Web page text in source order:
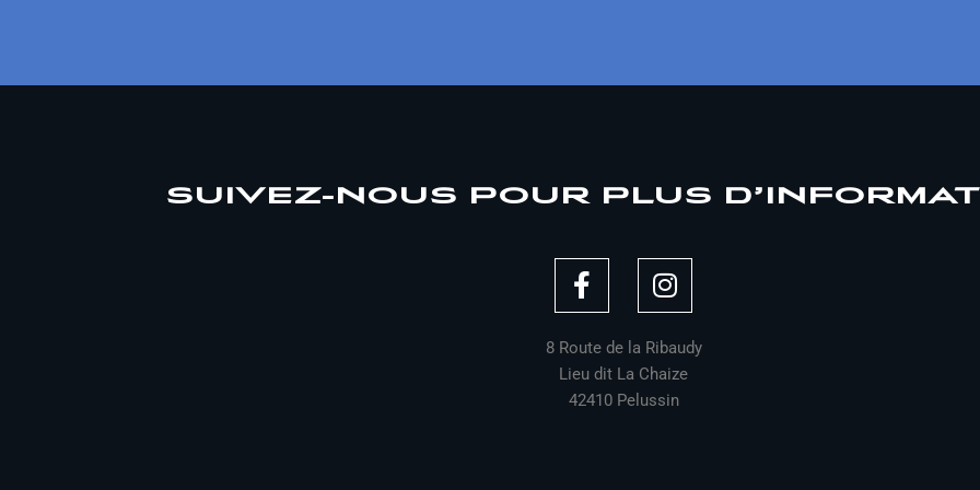
SUIVEZ-NOUS POUR PLUS
F
a
e
b
o
I
n
t
a
g
8 Route de la Ribaudy
Lieu dit La Chaize
42410 Pelussin